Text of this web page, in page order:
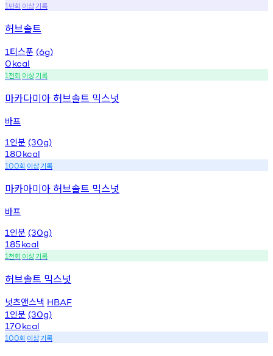
1 만회 이상기록
허브솔트
1 티스푼 (6g)
0kcal
1천회 이상기록
마카다미아 허브솔트 믹스넛
바프
1 인분 (30g)
180kcal
100회 이상기록
마카아미아 허브솔트 믹스넛
바프
1 인분 (30g)
185kcal
1천회 이상기록
허브솔트 믹스넛
넛츠앤스낵 HBAF
1 인분 (30g)
170kcal
100회 이상기록